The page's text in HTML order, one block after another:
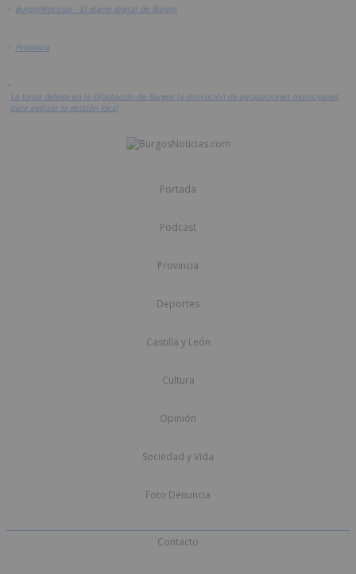
> BurgosNoticias - El diario digital de Burgos
> Provincia
>
La Junta delega en la Diputación de Burgos la disolución de agrupaciones municipales
para agilizar la gestión local
Portada
Podcast
Provincia
Deportes
Castilla y León
Cultura
Opinión
Sociedad y Vida
Foto Denuncia
Contacto